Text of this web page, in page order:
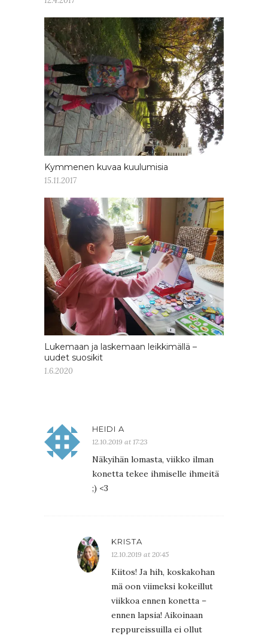
Kymmenen kuvaa kuulumisia
15.11.2017
Lukemaan ja laskemaan leikkimällä –
uudet suosikit
1.6.2020
HEIDI A
12.10.2019 at 17:23
Näkyihän lomasta, viikko ilman
konetta tekee ihmiselle ihmeitä
;) <3
KRISTA
12.10.2019 at 20:45
Kiitos! Ja hih, koskakohan
mä oon viimeksi kokeillut
viikkoa ennen konetta –
ennen lapsia! Aikoinaan
reppureissuilla ei ollut